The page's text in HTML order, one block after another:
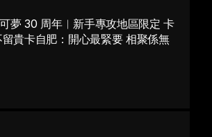
夢 30 周年︱新手專攻地區限定 卡
貴卡自肥：開心最緊要 相聚係無